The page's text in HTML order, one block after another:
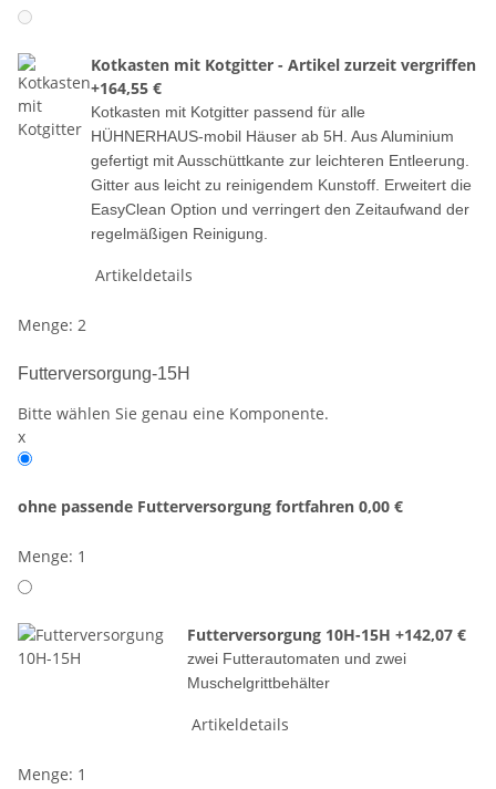
Kotkasten mit Kotgitter - Artikel zurzeit vergriffen
+164,55 €
Kotkasten mit Kotgitter passend für alle
HÜHNERHAUS-mobil Häuser ab 5H. Aus Aluminium
gefertigt mit Ausschüttkante zur leichteren Entleerung.
Gitter aus leicht zu reinigendem Kunstoff. Erweitert die
EasyClean Option und verringert den Zeitaufwand der
regelmäßigen Reinigung.
Artikeldetails
Menge: 2
Futterversorgung-15H
Bitte wählen Sie genau eine Komponente.
x
ohne passende Futterversorgung fortfahren 0,00 €
Menge: 1
Futterversorgung 10H-15H+142,07 €
zwei Futterautomaten und zwei
Muschelgrittbehälter
Artikeldetails
Menge: 1